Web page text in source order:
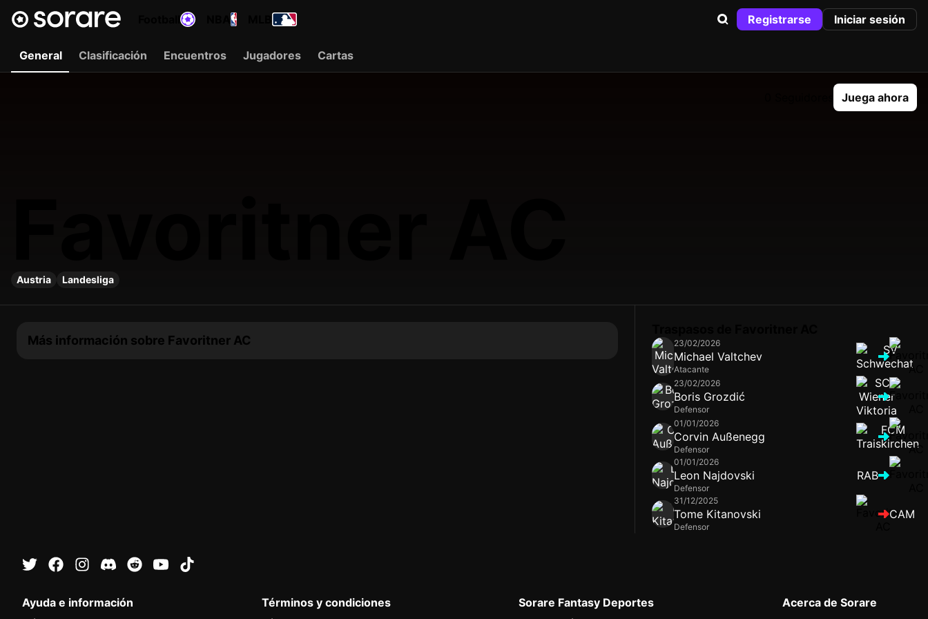
Registrarse Iniciar sesión
General Clasificación Encuentros Jugadores Cartas
Juega ahora
Austria Landesliga
Más información sobre Favoritner AC 23/02/2026
Michael Valtchev
Atacante
23/02/2026
Boris Grozdić
Defensor
01/01/2026
Corvin Außenegg
Defensor
01/01/2026
Leon Najdovski
Defensor
RAB
31/12/2025
Tome Kitanovski
Defensor
CAM
Ayuda e información
Términos y condiciones
Sorare Fantasy Deportes
Acerca de Sorare